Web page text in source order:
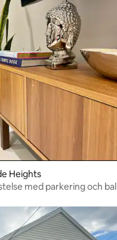
Heights
med parkering och